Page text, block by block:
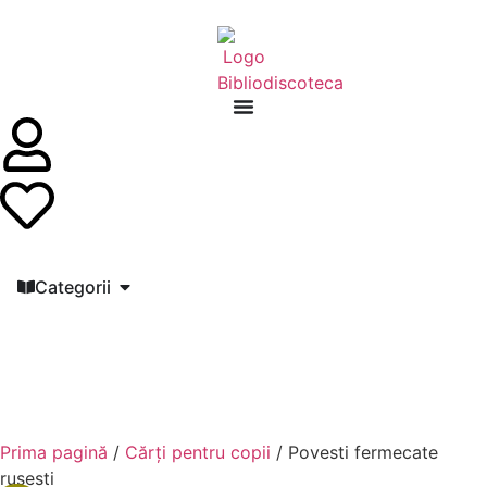
Categorii
Prima pagină / Cărți pentru copii / Povesti fermecate
rusesti